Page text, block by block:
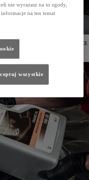
W ASO SĄ ŚREDNIO O 17% WYŻSZE
WARSZTATÓW.
nie wyrażasz na to zgody,
informacje na ten temat
wszystkie